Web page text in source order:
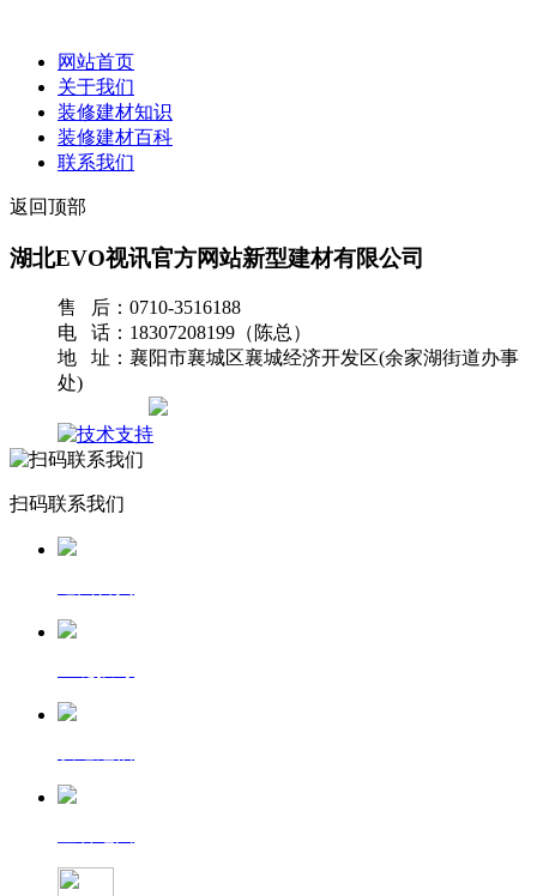
网站首页
关于我们
装修建材知识
装修建材百科
联系我们
返回顶部
湖北EVO视讯官方网站新型建材有限公司
售 后：0710-3516188
电 话：18307208199（陈总）
地 址：襄阳市襄城区襄城经济开发区(余家湖街道办事
处)
扫码联系我们